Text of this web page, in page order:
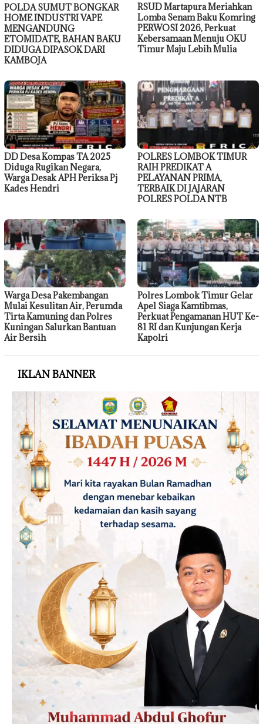
POLDA SUMUT BONGKAR
HOME INDUSTRI VAPE
MENGANDUNG
ETOMIDATE, BAHAN BAKU
DIDUGA DIPASOK DARI
KAMBOJA
RSUD Martapura Meriahkan
Lomba Senam Baku Komring
PERWOSI 2026, Perkuat
Kebersamaan Menuju OKU
Timur Maju Lebih Mulia
DD Desa Kompas TA 2025
Diduga Rugikan Negara,
Warga Desak APH Periksa Pj
Kades Hendri
POLRES LOMBOK TIMUR
RAIH PREDIKAT A
PELAYANAN PRIMA,
TERBAIK DI JAJARAN
POLRES POLDA NTB
Warga Desa Pakembangan
Mulai Kesulitan Air, Perumda
Tirta Kamuning dan Polres
Kuningan Salurkan Bantuan
Air Bersih
Polres Lombok Timur Gelar
Apel Siaga Kamtibmas,
Perkuat Pengamanan HUT Ke-
81 RI dan Kunjungan Kerja
Kapolri
IKLAN BANNER